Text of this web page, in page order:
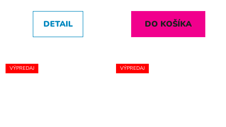
DETAIL DO KOŠÍKA
VÝPREDAJ VÝPREDAJ